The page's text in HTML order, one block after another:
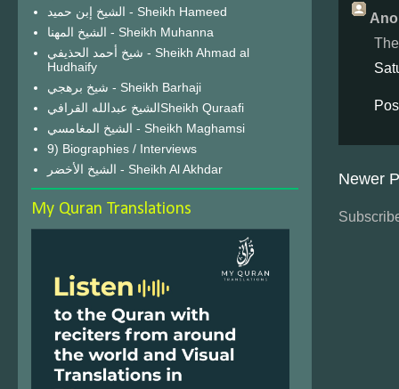
Newer
الشيخ إبن حميد - Sheikh Hameed
الشيخ المهنا - Sheikh Muhanna
شيخ أحمد الحذيفي - Sheikh Ahmad al
Hudhaify
شيخ برهجي - Sheikh Barhaji
الشيخ عبدالله القرافيSheikh Quraafi
الشيخ المغامسي - Sheikh Maghamsi
9) Biographies / Interviews
الشيخ الأخضر - Sheikh Al Akhdar
My Quran Translations